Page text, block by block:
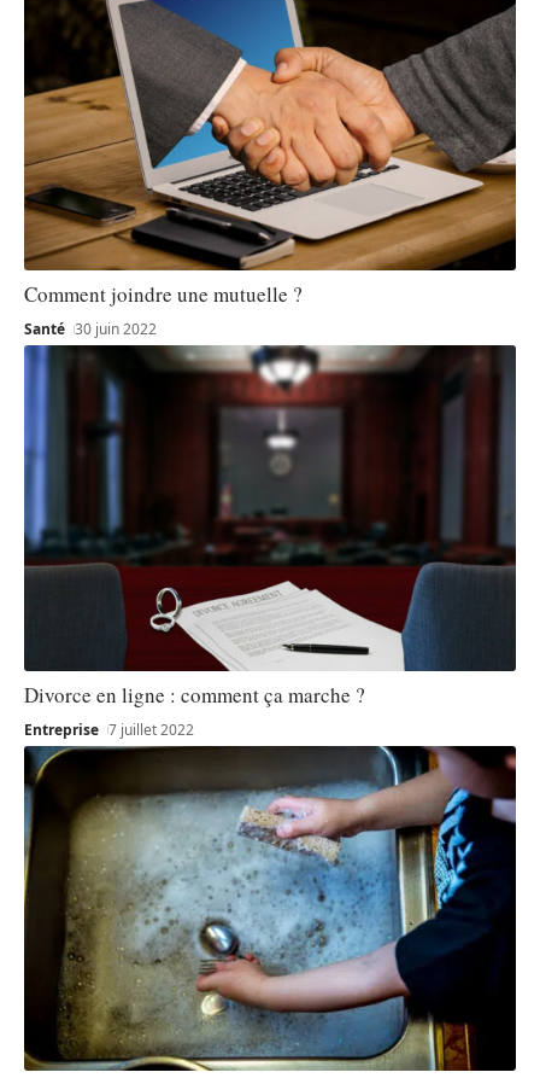
Comment joindre une mutuelle ?
Santé 30 juin 2022
Divorce en ligne : comment ça marche ?
Entreprise 7 juillet 2022